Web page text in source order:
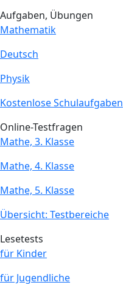
Aufgaben, Übungen
Mathematik
Deutsch
Physik
Kostenlose Schulaufgaben
Online-Testfragen
Mathe, 3. Klasse
Mathe, 4. Klasse
Mathe, 5. Klasse
Übersicht: Testbereiche
Lesetests
für Kinder
für Jugendliche